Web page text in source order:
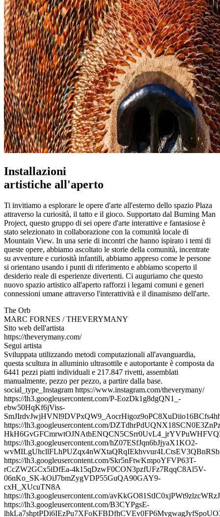
Installazioni
artistiche all'aperto
Ti invitiamo a esplorare le opere d'arte all'esterno dello spazio Plaza
attraverso la curiosità, il tatto e il gioco. Supportato dal Burning Man
Project, questo gruppo di sei opere d'arte interattive e fantasiose è
stato selezionato in collaborazione con la comunità locale di
Mountain View. In una serie di incontri che hanno ispirato i temi di
queste opere, abbiamo ascoltato le storie della comunità, incentrate
su avventure e curiosità infantili, abbiamo appreso come le persone
si orientano usando i punti di riferimento e abbiamo scoperto il
desiderio reale di esperienze divertenti. Ci auguriamo che questo
nuovo spazio artistico all'aperto rafforzi i legami comuni e generi
connessioni umane attraverso l'interattività e il dinamismo dell'arte.
The Orb
MARC FORNES / THEVERYMANY
Sito web dell'artista
https://theverymany.com/
Segui artista
Sviluppata utilizzando metodi computazionali all'avanguardia,
questa scultura in alluminio ultrasottile e autoportante è composta da
6441 pezzi piatti individuali e 217.847 rivetti, assemblati
manualmente, pezzo per pezzo, a partire dalla base.
social_type_Instagram https://www.instagram.com/theverymany/
https://lh3.googleusercontent.com/P-EozDk1g8dgQN1_-
ebw50HqKf6jViss-
https://lh3.googleusercontent.com/
https://lh3.googleusercontent.com/hZ07ESfJqn6bJjyaX1KO2-
https://lh3.googleusercontent.com/Skr5nFtwKmpoYFVP63T-
rCcZW2GCx5iDfEa-4k15qDzwF0CON3pzfUFz7RqqC8Al5V-
06nKo_SK-kOiJ7bmZygVDP55GuQA90GAY9-
cxH_XUcuTN8A
https://lh3.googleusercontent.com/
https://lh3.googleusercontent.com/B3CYPgsE-